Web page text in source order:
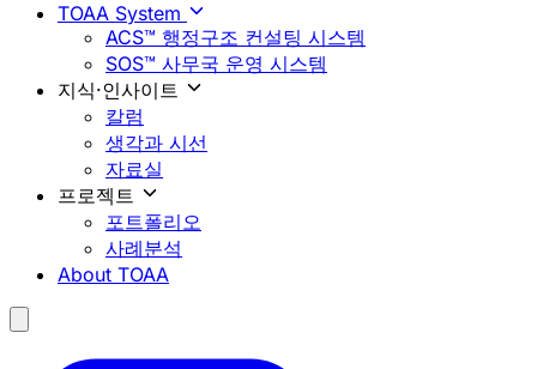
TOAA System
ACS™ 행정구조 컨설팅 시스템
SOS™ 사무국 운영 시스템
지식·인사이트
칼럼
생각과 시선
자료실
프로젝트
포트폴리오
사례분석
About TOAA